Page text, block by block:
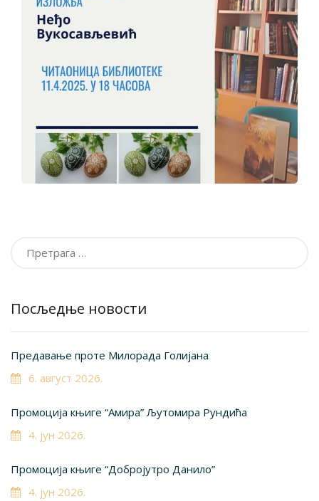
Посљедње новости
Предавање проте Милорада Голијана
6. август 2026.
Промоција књиге “Амира” Љутомира Рундића
4. јун 2026.
Промоција књиге “Добројутро Данило”
4. јун 2026.